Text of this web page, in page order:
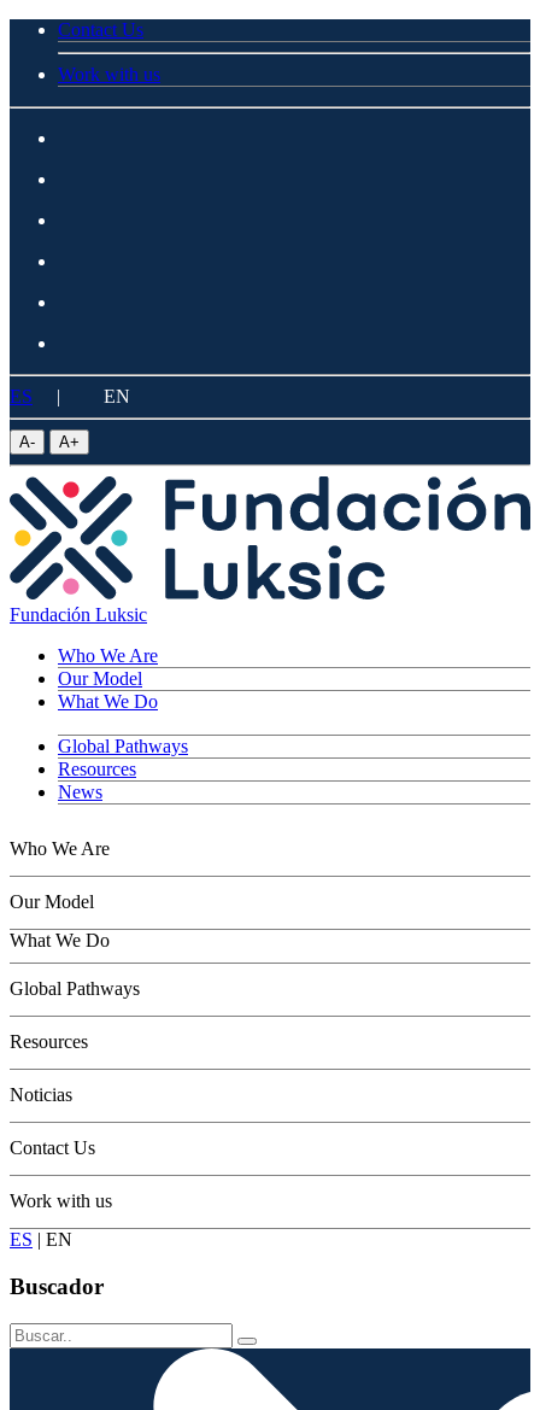
Contact Us
Work with us
ES | EN
A- A+
Fundación Luksic
Who We Are
Our Model
What We Do
Global Pathways
Resources
News
Who We Are
Our Model
What We Do
Youth
Adults
Seniors
Conservation
Global Pathways
Resources
Noticias
Contact Us
Work with us
ES | EN
Buscador